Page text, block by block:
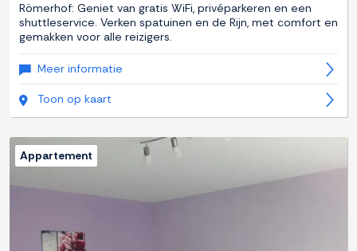
Römerhof: Geniet van gratis WiFi, privéparkeren en een
shuttleservice. Verken spatuinen en de Rijn, met comfort en
gemakken voor alle reizigers.
Meer informatie
Toon op kaart
Appartement